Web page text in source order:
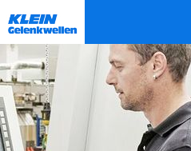
Inhalt
springen